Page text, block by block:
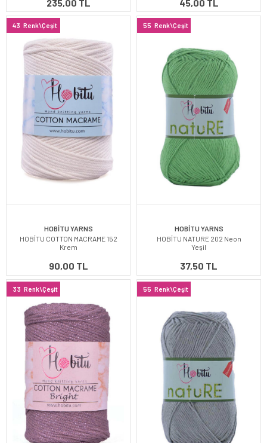
235,00 TL 45,00 TL
43 Renk\Çeşit
HOBİTU YARNS
HOBİTU COTTON MACRAME 152
Krem
90,00 TL
55 Renk\Çeşit
HOBİTU YARNS
HOBİTU NATURE 202 Neon
Yeşil
37,50 TL
33 Renk\Çeşit 55 Renk\Çeşit